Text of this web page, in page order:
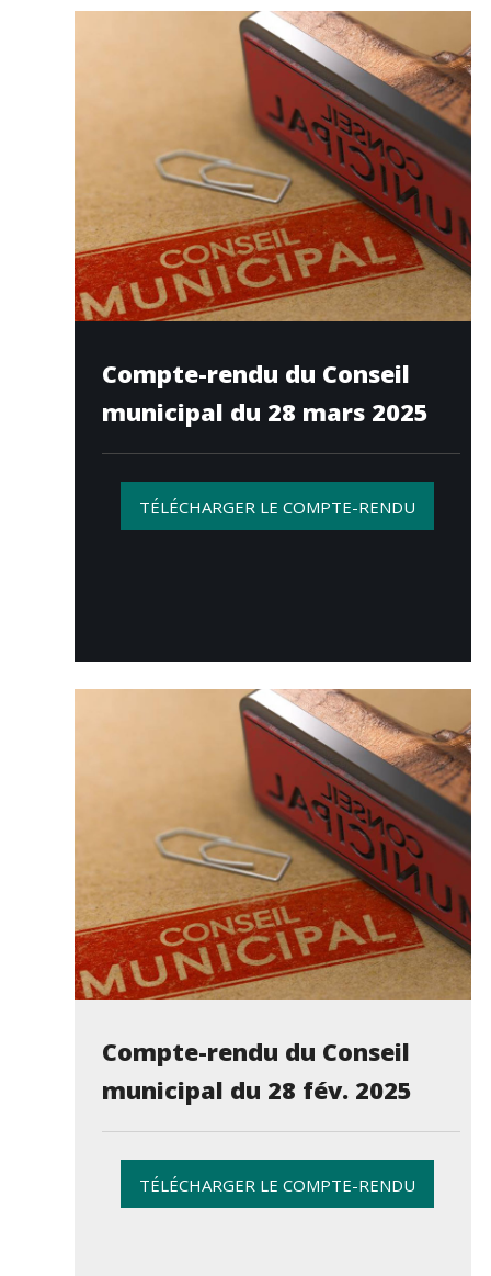
Compte-rendu du Conseil
municipal du 28 mars 2025
TÉLÉCHARGER LE COMPTE-RENDU
Compte-rendu du Conseil
municipal du 28 fév. 2025
TÉLÉCHARGER LE COMPTE-RENDU